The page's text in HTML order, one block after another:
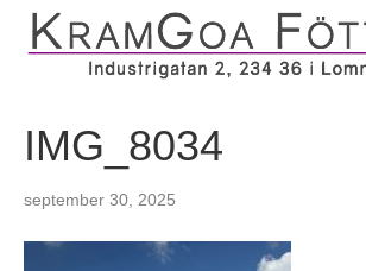
IMG_8034
september 30, 2025